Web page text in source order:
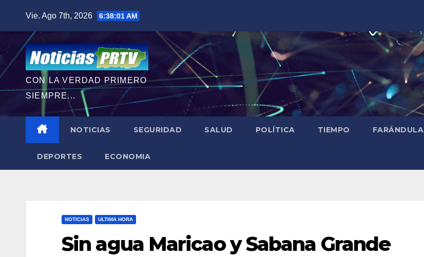
contenido
Vie. Ago 7th, 2026 6:38:03 AM
CON LA VERDAD PRIMERO
SIEMPRE...
NOTICIAS SEGURIDAD SALUD POLÍTICA TIEMPO FARÁNDULA
DEPORTES ECONOMIA
NOTICIAS ULTIMA HORA
Sin agua Maricao y Sabana Grande